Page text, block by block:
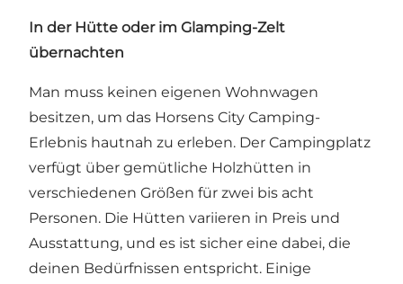
In der Hütte oder im Glamping-Zelt
übernachten
Man muss keinen eigenen Wohnwagen
besitzen, um das Horsens City Camping-
Erlebnis hautnah zu erleben. Der Campingplatz
verfügt über gemütliche Holzhütten in
verschiedenen Größen für zwei bis acht
Personen. Die Hütten variieren in Preis und
Ausstattung, und es ist sicher eine dabei, die
deinen Bedürfnissen entspricht. Einige